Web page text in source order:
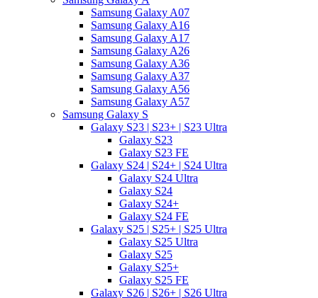
Samsung Galaxy A07
Samsung Galaxy A16
Samsung Galaxy A17
Samsung Galaxy A26
Samsung Galaxy A36
Samsung Galaxy A37
Samsung Galaxy A56
Samsung Galaxy A57
Samsung Galaxy S
Galaxy S23 | S23+ | S23 Ultra
Galaxy S23
Galaxy S23 FE
Galaxy S24 | S24+ | S24 Ultra
Galaxy S24 Ultra
Galaxy S24
Galaxy S24+
Galaxy S24 FE
Galaxy S25 | S25+ | S25 Ultra
Galaxy S25 Ultra
Galaxy S25
Galaxy S25+
Galaxy S25 FE
Galaxy S26 | S26+ | S26 Ultra